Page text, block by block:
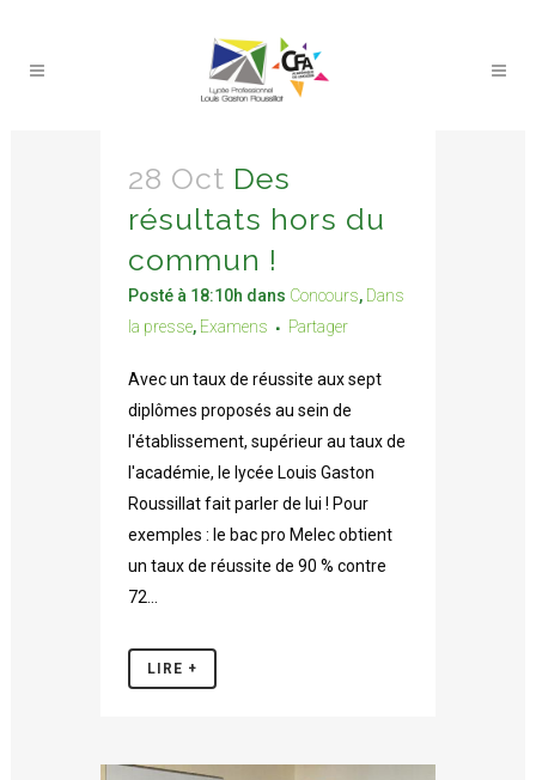
28 Oct Des
résultats hors du
commun !
Posté à 18:10h dans Concours, Dans
la presse, Examens Partager
Avec un taux de réussite aux sept
diplômes proposés au sein de
l'établissement, supérieur au taux de
l'académie, le lycée Louis Gaston
Roussillat fait parler de lui ! Pour
exemples : le bac pro Melec obtient
un taux de réussite de 90 % contre
72...
LIRE +